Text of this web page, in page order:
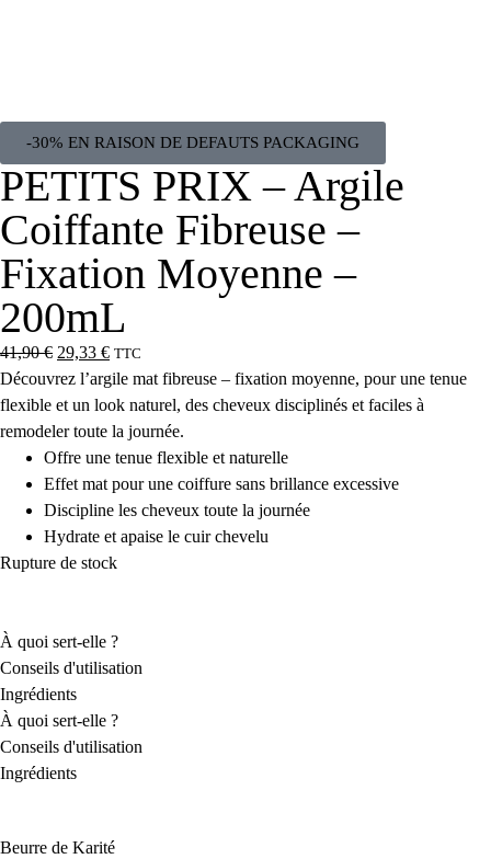
-30% EN RAISON DE DEFAUTS PACKAGING
PETITS PRIX – Argile
Coiffante Fibreuse –
Fixation Moyenne –
200mL
41,90€ 29,33 € TTC
Découvrez l’argile mat fibreuse – fixation moyenne, pour une tenue
flexible et un look naturel, des cheveux disciplinés et faciles à
remodeler toute la journée.
Offre une tenue flexible et naturelle
Effet mat pour une coiffure sans brillance excessive
Discipline les cheveux toute la journée
Hydrate et apaise le cuir chevelu
Rupture de stock
À quoi sert-elle ?
Conseils d'utilisation
Ingrédients
À quoi sert-elle ?
Conseils d'utilisation
Ingrédients
Beurre de Karité